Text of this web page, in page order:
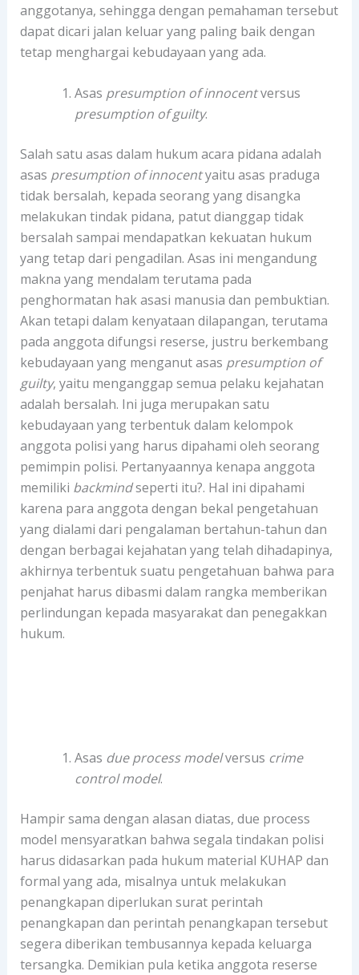
anggotanya, sehingga dengan pemahaman tersebut
dapat dicari jalan keluar yang paling baik dengan
tetap menghargai kebudayaan yang ada.
Asas presumption of innocentversus
presumption of guilty.
Salah satu asas dalam hukum acara pidana adalah
asas presumption of innocentyaitu asas praduga
tidak bersalah, kepada seorang yang disangka
melakukan tindak pidana, patut dianggap tidak
bersalah sampai mendapatkan kekuatan hukum
yang tetap dari pengadilan. Asas ini mengandung
makna yang mendalam terutama pada
penghormatan hak asasi manusia dan pembuktian.
Akan tetapi dalam kenyataan dilapangan, terutama
pada anggota difungsi reserse, justru berkembang
kebudayaan yang menganut asas presumption of
guilty, yaitu menganggap semua pelaku kejahatan
adalah bersalah. Ini juga merupakan satu
kebudayaan yang terbentuk dalam kelompok
anggota polisi yang harus dipahami oleh seorang
pemimpin polisi. Pertanyaannya kenapa anggota
memiliki backmindseperti itu?. Hal ini dipahami
karena para anggota dengan bekal pengetahuan
yang dialami dari pengalaman bertahun-tahun dan
dengan berbagai kejahatan yang telah dihadapinya,
akhirnya terbentuk suatu pengetahuan bahwa para
penjahat harus dibasmi dalam rangka memberikan
perlindungan kepada masyarakat dan penegakkan
hukum.
Asas due process modelversus crime
control model.
Hampir sama dengan alasan diatas, due process
model mensyaratkan bahwa segala tindakan polisi
harus didasarkan pada hukum material KUHAP dan
formal yang ada, misalnya untuk melakukan
penangkapan diperlukan surat perintah
penangkapan dan perintah penangkapan tersebut
segera diberikan tembusannya kepada keluarga
tersangka. Demikian pula ketika anggota reserse